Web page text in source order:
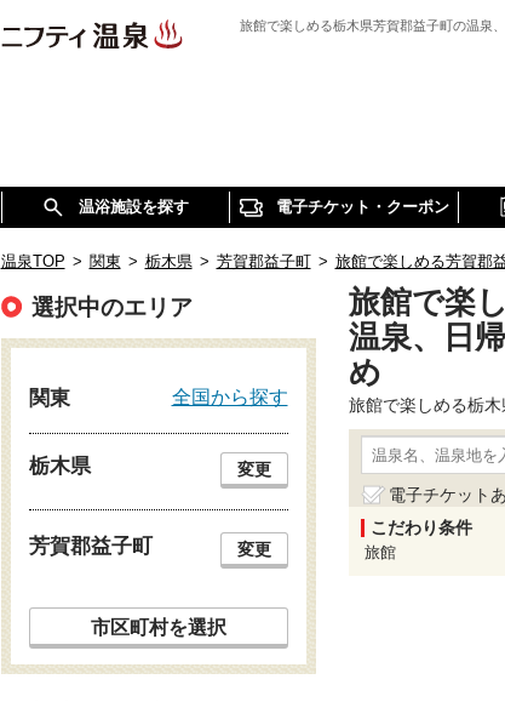
旅館で楽しめる栃木県芳賀郡益子町の温泉
温浴施設を探す 電子チケット・クーポン
温泉TOP > 関東 > 栃木県 > 芳賀郡益子町 > 旅館で楽しめる芳賀郡
旅館で楽
温泉、日
め
旅館で楽しめる栃
電子チケット
こだわり条件
旅館
選択中のエリア
関東 全国から探す
栃木県 変更
芳賀郡益子町 変更
市区町村を選択